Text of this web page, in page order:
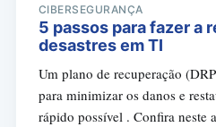
CIBERSEGURANÇA
5 passos para fazer a
desastres em TI
Um plano de recuperação
para minimizar os danos e
rápido possível . Confira neste